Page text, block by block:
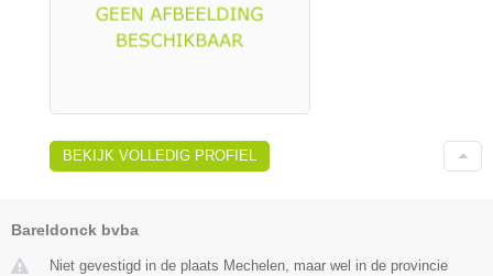
BEKIJK VOLLEDIG PROFIEL
Bareldonck bvba
Niet gevestigd in de plaats Mechelen, maar wel in de provincie